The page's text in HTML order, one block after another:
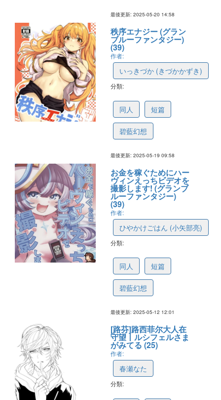
最後更新: 2025-05-20 14:58
秩序エナジー (グラン
ブルーファンタジー)
(39)
作者:
いっきづか (きづかかずき)
分類:
同人 短篇
碧藍幻想
最後更新: 2025-05-19 09:58
お金を稼ぐためにハー
ヴィンえっちビデオを
撮影します! (グランブ
ルーファンタジー)
(39)
作者:
ひやかけごはん (小矢部亮)
分類:
同人 短篇
碧藍幻想
最後更新: 2025-05-12 12:01
[路芬]路西菲尔大人在
守望丨ルシフェルさま
がみてる (25)
作者:
春瀬なた
分類: